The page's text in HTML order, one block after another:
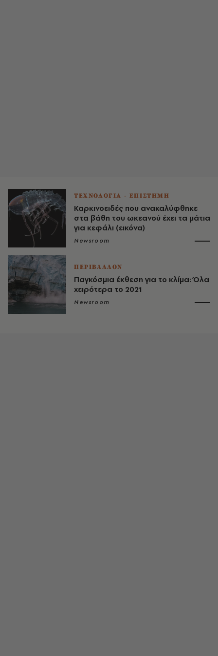
ΤΕΧΝΟΛΟΓΙΑ - ΕΠΙΣΤΗΜΗ
Καρκινοειδές που ανακαλύφθηκε
στα βάθη του ωκεανού έχει τα μάτια
για κεφάλι (εικόνα)
Newsroom
ΠΕΡΙΒΑΛΛΟΝ
Παγκόσμια έκθεση για το κλίμα: Όλα
χειρότερα το 2021
Newsroom